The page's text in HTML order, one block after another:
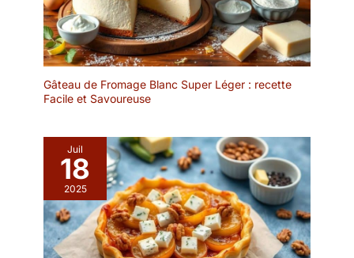
Gâteau de Fromage Blanc Super Léger : recette
Facile et Savoureuse
Juil
18
2025